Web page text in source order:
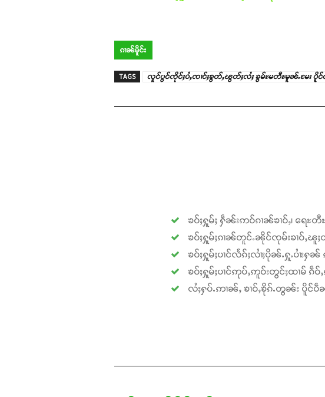
ၵၢၼ်မိူင်း
TAGS လူင်ပွင်ၸိုင်ႈပႆႇၸၢင်ႈၶွတ်ႇၽွတ်ႈလႆႈ ၶွမ်ႊမတီႊမူၼ်ႉမႄး ပိူင်င
ၶဝ်ႈႁူမ်ႈ ႁဵၼ်းဢဝ်ၵၢၼ်ၶၢဝ်ႇ၊ ရေႊ
ၶဝ်ႈႁူမ်ႈၵၢၼ်တူင်ႉၼိုင်ၸုမ်းၶၢဝ်ႇၽူ
ၶဝ်ႈႁူမ်ႈပၢင်လႅၵ်ႈလၢႆႈပိုၼ်ႉႁူႉပၢႆ
ၶဝ်ႈႁူမ်ႈပၢင်ဢုပ်ႇဢူဝ်းတွင်ႈထၢမ် ၵဵဝ်ႇ
လႆႈႁပ်ႉဢၢၼ်ႇ ၶၢဝ်ႇၶိုၵ်ႉတွၼ်း ပိူင်